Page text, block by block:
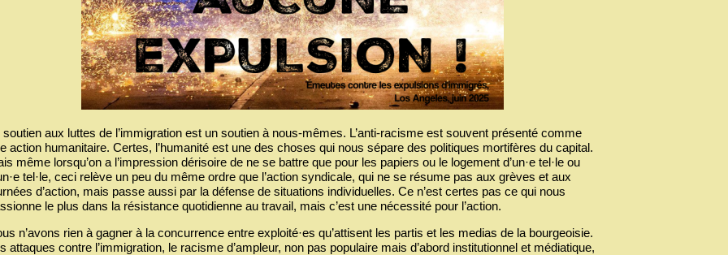
soutien aux luttes de l’immigration est un soutien à nous-mêmes. L’anti-racisme est souvent présenté comme
action humanitaire. Certes, l’humanité est une des choses qui nous sépare des politiques mortifères du capital.
même lorsqu’on a l’impression dérisoire de ne se battre que pour les papiers ou le logement d’un·e tel·le ou
tel·le, ceci relève un peu du même ordre que l’action syndicale, qui ne se résume pas aux grèves et aux
d’action, mais passe aussi par la défense de situations individuelles. Ce n’est certes pas ce qui nous
le plus dans la résistance quotidienne au travail, mais c’est une nécessité pour l’action.
n’avons rien à gagner à la concurrence entre exploité·es qu’attisent les partis et les medias de la bourgeoisie.
attaques contre l’immigration, le racisme d’ampleur, non pas populaire mais d’abord institutionnel et médiatique,